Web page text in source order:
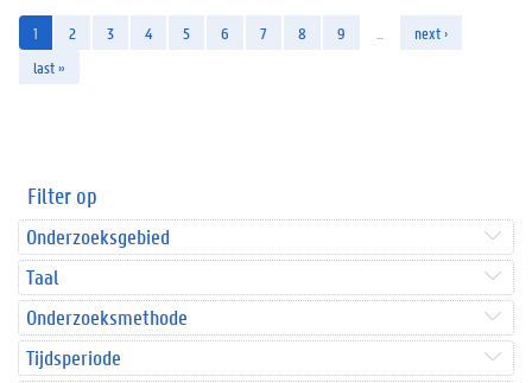
1 2 3 4 5 6 7 8 9
next ›
last »
Filter op
Onderzoeksgebied
Taal
Onderzoeksmethode
Tijdsperiode